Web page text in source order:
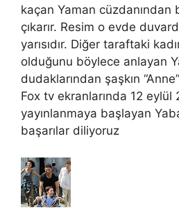
kaçan Yaman cüzdanından
çıkarır. Resim o evde
yarısıdır. Diğer taraftaki
olduğunu böylece anlayan
dudaklarından şaşkın
Fox tv ekranlarında 12
yayınlanmaya başlayan
başarılar diliyoruz